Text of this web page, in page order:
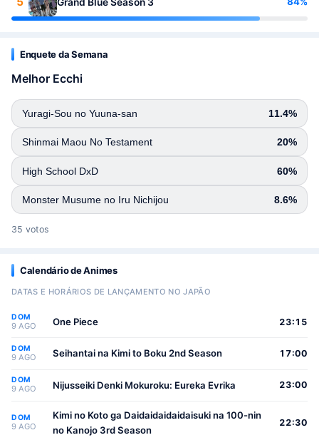
Enquete da Semana
Melhor Ecchi
Yuragi-Sou no Yuuna-san 11.4%
Shinmai Maou No Testament 20%
High School DxD 60%
Monster Musume no Iru Nichijou 8.6%
35 votos
Calendário de Animes
DATAS E HORÁRIOS DE LANÇAMENTO NO JAPÃO
DOM
9 AGO One Piece 23:15
DOM
9 AGO Seihantai na Kimi to Boku 2nd Season 17:00
DOM
9 AGO Nijusseiki Denki Mokuroku: Eureka Evrika 23:00
DOM
9 AGO
Kimi no Koto ga Daidaidaidaidaisuki na 100-nin
no Kanojo 3rd Season
22:30